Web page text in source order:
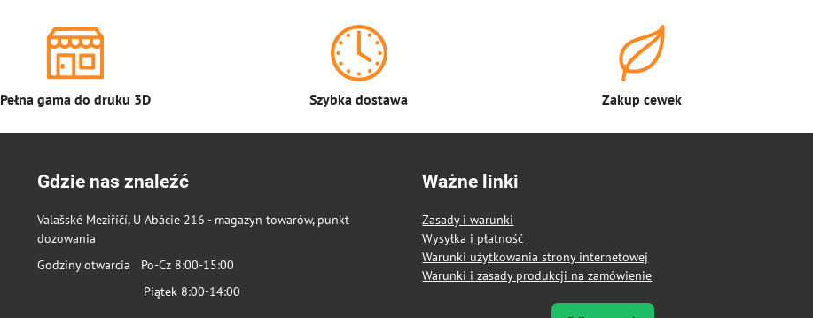
Pełna gama do druku 3D Szybka dostawa Zakup cewek
Gdzie nas znaleźć
Valašské Meziříčí, U Abácie 216 - magazyn towarów, punkt
dozowania
Godziny otwarcia Po-Cz 8:00-15:00
Piątek 8:00-14:00
Ważne linki
Zasady i warunki
Wysyłka i płatność
Warunki użytkowania strony internetowej
Warunki i zasady produkcji na zamówienie